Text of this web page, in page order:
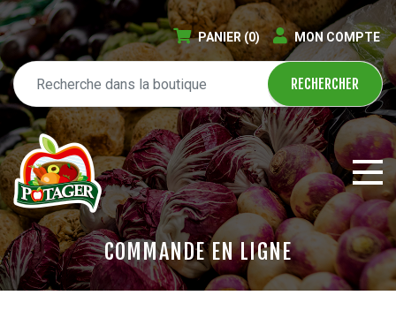
PANIER(0) MON COMPTE
COMMANDE EN LIGNE